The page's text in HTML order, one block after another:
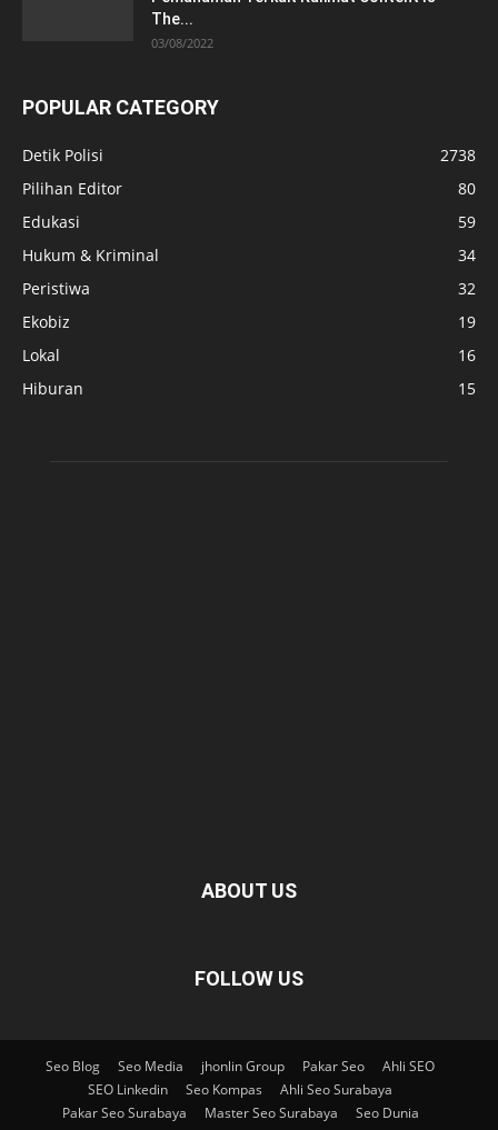
The...
03/08/2022
POPULAR CATEGORY
Detik Polisi
2738
Pilihan Editor
80
Edukasi
59
Hukum & Kriminal
34
Peristiwa
32
Ekobiz
19
Lokal
16
Hiburan
15
ABOUT US
FOLLOW US
Seo Blog Seo Media jhonlin Group Pakar Seo
Ahli SEO
SEO Linkedin
Seo Kompas
Ahli Seo Surabaya
Pakar Seo Surabaya
Master Seo Surabaya
Seo Dunia